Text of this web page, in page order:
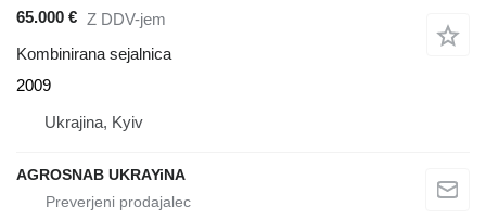
65.000 € Z DDV-jem
Kombinirana sejalnica
2009
Ukrajina, Kyiv
AGROSNAB UKRAYiNA